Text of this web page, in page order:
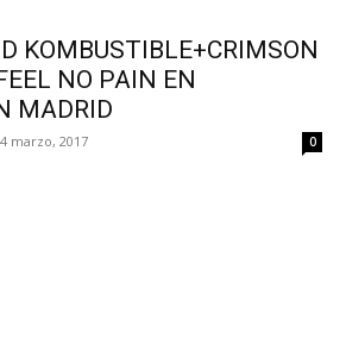
KOMBUSTIBLE+CRIMSON
NO PAIN EN
MADRID
4 marzo, 2017 0